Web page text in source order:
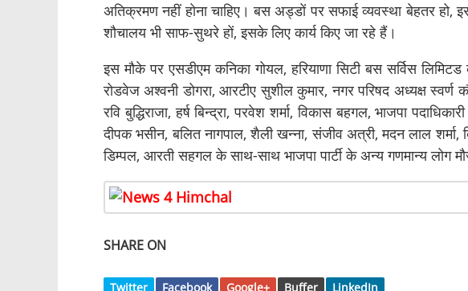
अतिक्रमण नहीं होना चाहिए। बस अड्डों पर सफाई व्यवस्था बेहतर
शौचालय भी साफ-सुथरे हों, इसके लिए कार्य किए जा रहे हैं।
इस मौके पर एसडीएम कनिका गोयल, हरियाणा सिटी बस सर्विस
रोडवेज अश्वनी डोगरा, आरटीए सुशील कुमार, नगर परिषद अध्यक्ष स्वर्ण
रवि बुद्धिराजा, हर्ष बिन्द्रा, परवेश शर्मा, विकास बहगल, भाजपा
दीपक भसीन, बलित नागपाल, शैली खन्ना, संजीव अत्री, मदन लाल शर्मा,
डिम्पल, आरती सहगल के साथ-साथ भाजपा पार्टी के अन्य गणमान्य लोग
SHARE ON
Twitter Facebook Google+ Buffer LinkedIn